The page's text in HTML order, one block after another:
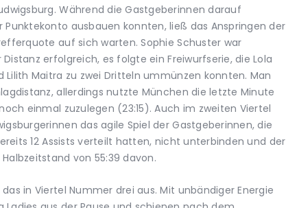
Während die Gastgeberinnen darauf
ausbauen konnten, ließ das Anspringen der
auf sich warten. Sophie Schuster war
erfolgreich, es folgte ein Freiwurfserie, die Lola
Lilith Maitra zu zwei Dritteln ummünzen konnten. Man
allerdings nutzte München die letzte Minute
einmal zuzulegen (23:15). Auch im zweiten Viertel
das agile Spiel der Gastgeberinnen, die
12 Assists verteilt hatten, nicht unterbinden und der
von 55:39 davon.
in Viertel Nummer drei aus. Mit unbändiger Energie